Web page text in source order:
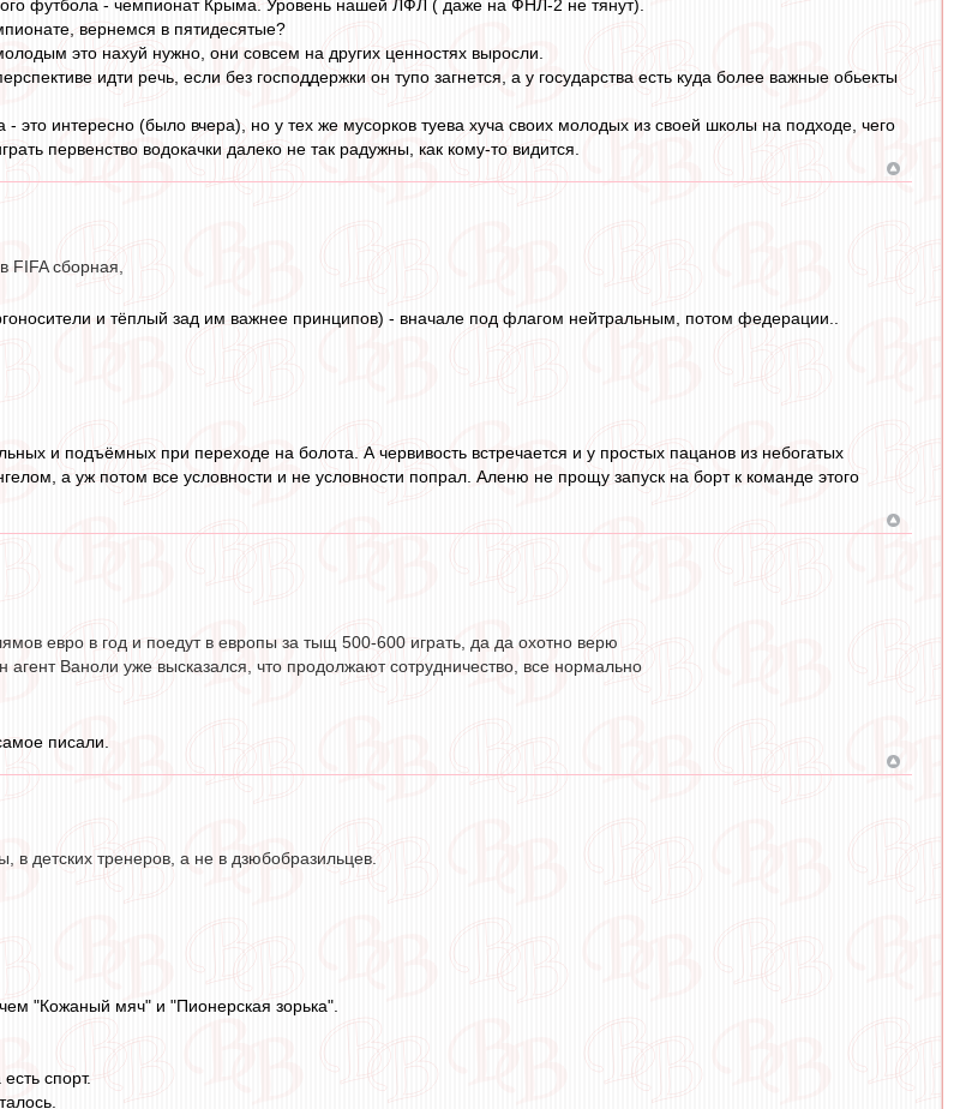
футбола - чемпионат Крыма. Уровень нашей ЛФЛ ( даже на ФНЛ-2 не тянут).
вернемся в пятидесятые?
это нахуй нужно, они совсем на других ценностях выросли.
идти речь, если без господдержки он тупо загнется, а у государства есть куда более важные обьекты
это интересно (было вчера), но у тех же мусорков туева хуча своих молодых из своей школы на подходе, чего
первенство водокачки далеко не так радужны, как кому-то видится.
FIFA сборная,
и тёплый зад им важнее принципов) - вначале под флагом нейтральным, потом федерации..
и подъёмных при переходе на болота. А червивость встречается и у простых пацанов из небогатых
а уж потом все условности и не условности попрал. Аленю не прощу запуск на борт к команде этого
евро в год и поедут в европы за тыщ 500-600 играть, да да охотно верю
агент Ваноли уже высказался, что продолжают сотрудничество, все нормально
писали.
в детских тренеров, а не в дзюбобразильцев.
"Кожаный мяч" и "Пионерская зорька".
спорт.